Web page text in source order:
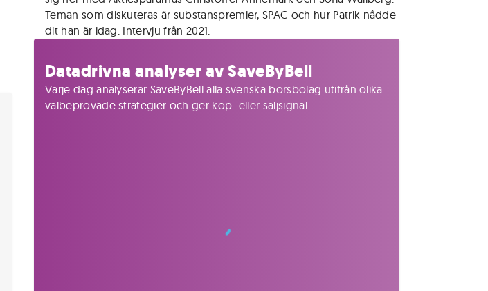
Teman som diskuteras är substanspremier, SPAC och hur Patrik nådde
dit han är idag. Intervju från 2021.
Datadrivna analyser av SaveByBell
Varje dag analyserar SaveByBell alla svenska börsbolag utifrån olika
välbeprövade strategier och ger köp- eller säljsignal.